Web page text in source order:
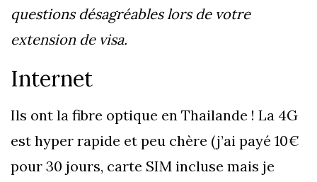
questions désagréables lors de votre
extension de visa.
Internet
Ils ont la fibre optique en Thailande ! La 4G
est hyper rapide et peu chère (j’ai payé 10€
pour 30 jours, carte SIM incluse mais je